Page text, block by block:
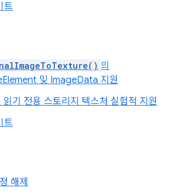
트
의
및 ImageData 지원
기 전용 스토리지 텍스처 실험적 지원
트
해제